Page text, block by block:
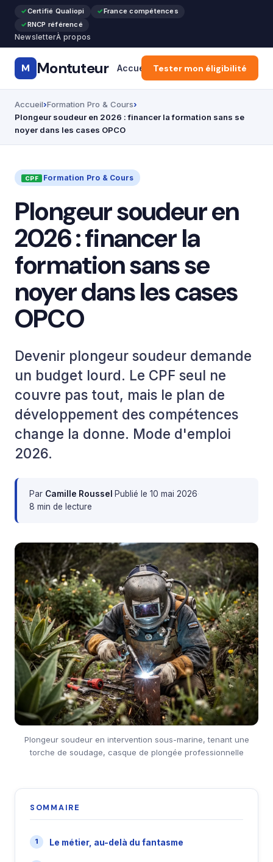
Certifié Qualiopi
France compétences
RNCP référencé
NewsletterÀ propos
M Montuteur Accueil Formation Pro & Cours
Tester mon éligibilité
Accueil Formation Pro & Cours
Plongeur soudeur en 2026 : financer la formation sans se
noyer dans les cases OPCO
Formation Pro & Cours
Plongeur soudeur en
2026 : financer la
formation sans se
noyer dans les cases
OPCO
Devenir plongeur soudeur demande
un budget lourd. Le CPF seul ne
couvre pas tout, mais le plan de
développement des compétences
change la donne. Mode d'emploi
2026.
Par Camille Roussel·Publié le 10 mai 2026·
8 min de lecture
Plongeur soudeur en intervention sous-marine, tenant une
torche de soudage, casque de plongée professionnelle
SOMMAIRE
Le métier, au-delà du fantasme